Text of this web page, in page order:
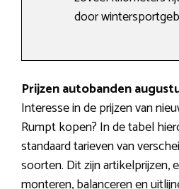
door
Prijzen autobanden
Interesse in de prijzen van
Rumpt kopen? In de tabel
standaard tarieven van
soorten. Dit zijn artikelprijzen,